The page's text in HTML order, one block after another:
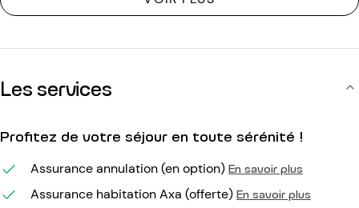
Les services
Profitez de votre séjour en toute sérénité !
Assurance annulation (en option) En savoir plus
Assurance habitation Axa (offerte) En savoir plus